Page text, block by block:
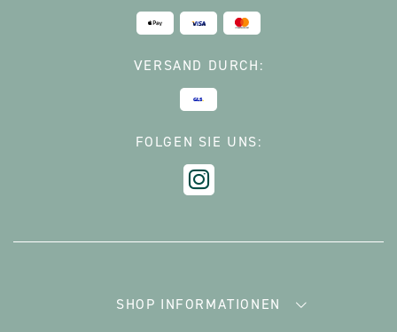
VERSAND DURCH:
FOLGEN SIE UNS:
SHOP INFORMATIONEN